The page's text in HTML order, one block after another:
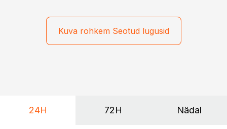
Kuva rohkem Seotud lugusid
24H 72H Nädal